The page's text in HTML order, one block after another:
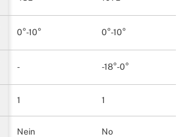
0°-10° 0°-10°
- -18°-0°
1 1
Nein No